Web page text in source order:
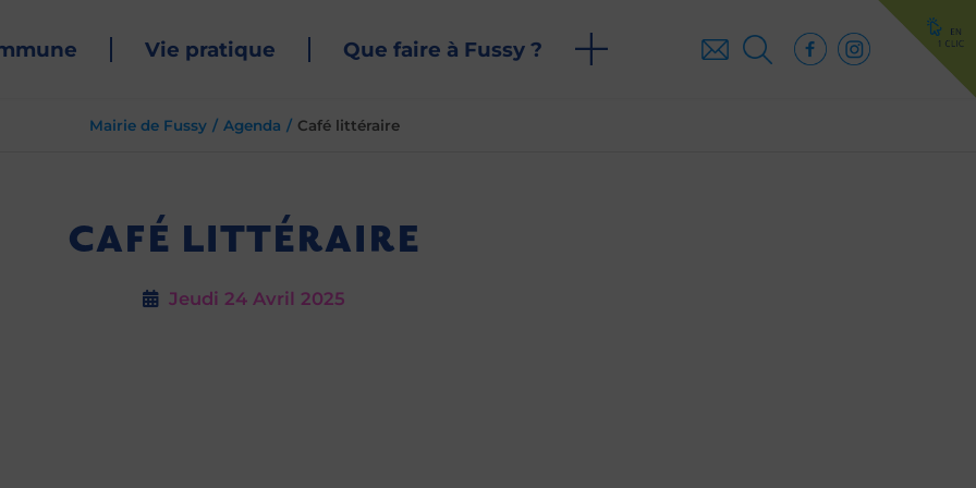
Vie pratique Que faire à Fussy ?
Mairie de Fussy Agenda Café littéraire
CAFÉ LITTÉRAIRE
Jeudi 24 Avril 2025